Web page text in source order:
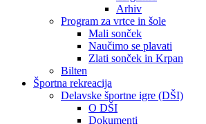
Arhiv
Program za vrtce in šole
Mali sonček
Naučimo se plavati
Zlati sonček in Krpan
Bilten
Športna rekreacija
Delavske športne igre (DŠI)
O DŠI
Dokumenti